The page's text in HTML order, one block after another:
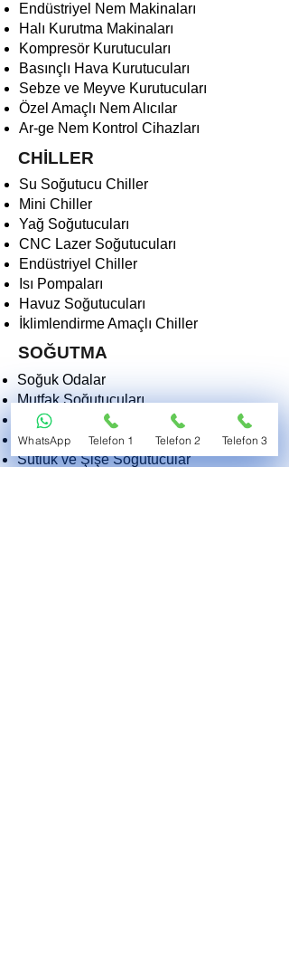
Endüstriyel Nem Makinaları
Halı Kurutma Makinaları
Kompresör Kurutucuları
Basınçlı Hava Kurutucuları
Sebze ve Meyve Kurutucuları
Özel Amaçlı Nem Alıcılar
Ar-ge Nem Kontrol Cihazları
CHİLLER
Su Soğutucu Chiller
Mini Chiller
Yağ Soğutucuları
CNC Lazer Soğutucuları
Endüstriyel Chiller
Isı Pompaları
Havuz Soğutucuları
İklimlendirme Amaçlı Chiller
SOĞUTMA
Soğuk Odalar
Mutfak Soğutucuları
Derin Dondurucular
Dondurma Makinaları
Sütlük ve Şişe Soğutucular
WhatsApp Telefon 1 Telefon 2 Telefon 3